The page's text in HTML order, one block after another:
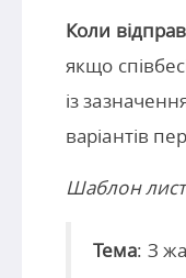
Коли
якщо
із
варіантів
Шаблон
Тема: З